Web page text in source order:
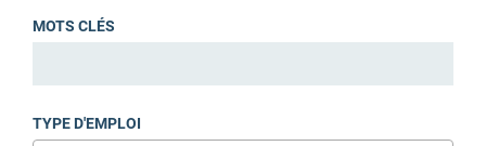
MOTS CLÉS
TYPE D'EMPLOI